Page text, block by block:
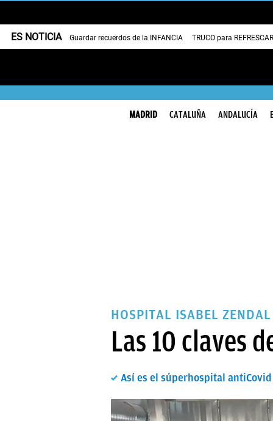
ES NOTICIA Guardar recuerdos de la INFANCIA TRUCO para
MADRID CATALUÑA ANDALUCÍA
HOSPITAL ISABEL ZENDAL
Las 10 claves
Así es el súperhospital antiCovid